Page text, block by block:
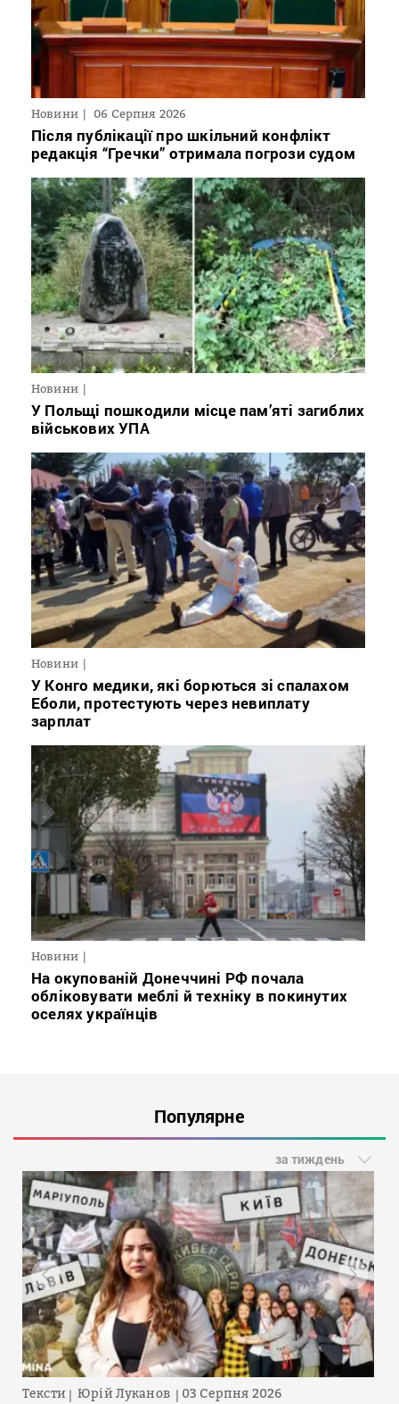
Новини 06 Серпня 2026
Після публікації про шкільний конфлікт
редакція “Гречки” отримала погрози судом
Новини
У Польщі пошкодили місце пам’яті загиблих
військових УПА
Новини
У Конго медики, які борються зі спалахом
Еболи, протестують через невиплату
зарплат
Новини
На окупованій Донеччині РФ почала
обліковувати меблі й техніку в покинутих
оселях українців
Популярне
за тиждень
Тексти Юрій Луканов 03 Серпня 2026